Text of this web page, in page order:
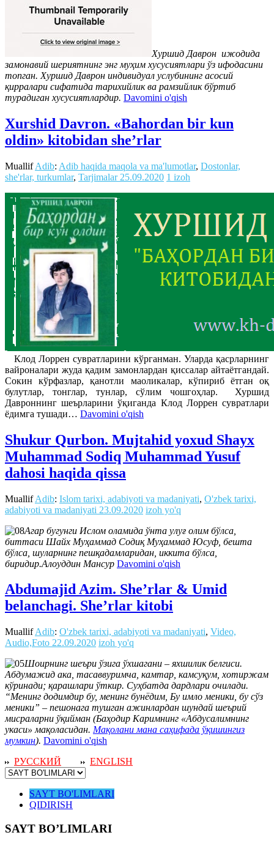
Хуршид Даврон ижодида
замонавий шериятнинг энг муҳим хусусиятлари ўз ифодасини
топган. Хуршид Даврон индивидуал услубининг асосий
қирралари сифатида тарихийлик ва рамзийлик бўртиб
турадиган хусусиятлардир. Davomini o'qish
Xurshid Davron. «Bahordan bir kun
oldin» kitobidan she’rlar
MuallifAdib: Adib haqida maqola va ma'lumotlar, Dostonlar,
she'rlar, turkumlar, Tarjimalar 25.09.2020 1 izoh
Клод Лоррен сувратларини кўрганман. Уларда қасрларнинг
вайроналари жуда қадим замонлардан қиссалар айтаётгандай.
Сокин кўрфазлар, қанотли маоликалар, кўпириб ётган оқ
булутлар, тонглар, тунлар, сўлим чошгоҳлар. Хуршид
Давроннинг шеърларини ўқиганда Клод Лоррен сувратлари
ёдимга тушади… Davomini o'qish
Shukur Qurbon. Mujtahid yoxud Shayx
Muhammad Sodiq Muhammad Yusuf
dahosi haqida qissa
MuallifAdib: Islom tarixi, adabiyoti va madaniyati, O'zbek tarixi,
adabiyoti va madaniyati 23.09.2020 izoh yo'q
Агар бугунги Ислом оламида ўнта улуғ олим бўлса,
биттаси Шайх Муҳаммад Содиқ Муҳаммад Юсуф, бешта
бўлса, шуларнинг пешқадамларидан, иккита бўлса,
биридир.Алоуддин Мансур Davomini o'qish
Abdumajid Azim. She’rlar & Umid
belanchagi. She’rlar kitobi
MuallifAdib: O'zbek tarixi, adabiyoti va madaniyati, Video,
Audio,Foto 22.09.2020 izoh yo'q
Шоирнинг шеъри ўзига ўхшагани – яхшилик белгиси.
Абдумажид ака, тасаввуримча, камтар, камсуқум, хотиржам
кўринади; қарашлари ўткир. Суҳбатда дардлари очилади.
“Менинг додимдир бу, менинг бунёдим, Бу имло меники, бу сўз
меники” – пешонага тушган ажинлардан шундай шеърий
мисраларни ўқийман (Баҳодир Каримнинг «Абдусалимнинг
укаси» мақоласидан. Мақолани мана саҳифада ўқишингиз
мумкин). Davomini o'qish
РУССКИЙ
ENGLISH
SAYT BO'LIMLARI
QIDIRISH
SAYT BO’LIMLARI